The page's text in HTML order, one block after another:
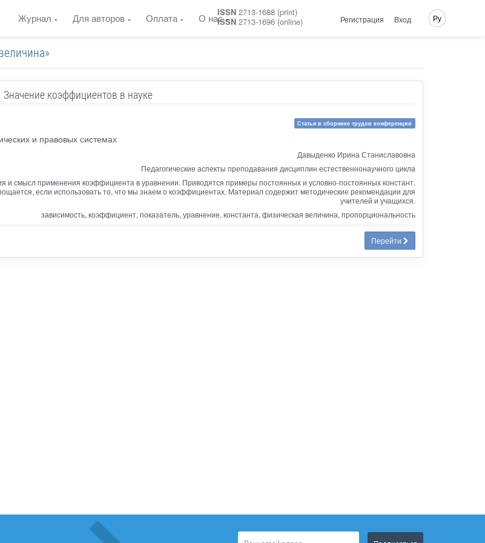
Журнал Для авторов Оплата О насISSN 2713-1688 (print)
ISSN 2713-1696 (online) Регистрация Вход Ру
Значение коэффициентов в науке
Статья в сборнике трудов конференции
и правовых системах
Давыденко Ирина Станиславовна
Педагогические аспекты преподавания дисциплин естественнонаучного цикла
и смысл применения коэффициента в уравнении. Приводятся примеры постоянных и условно-постоянных констант.
если использовать то, что мы знаем о коэффициентах. Материал содержит методические рекомендации для
учителей и учащихся.
зависимость, коэффициент, показатель, уравнение, константа, физическая величина, пропорциональность
Перейти